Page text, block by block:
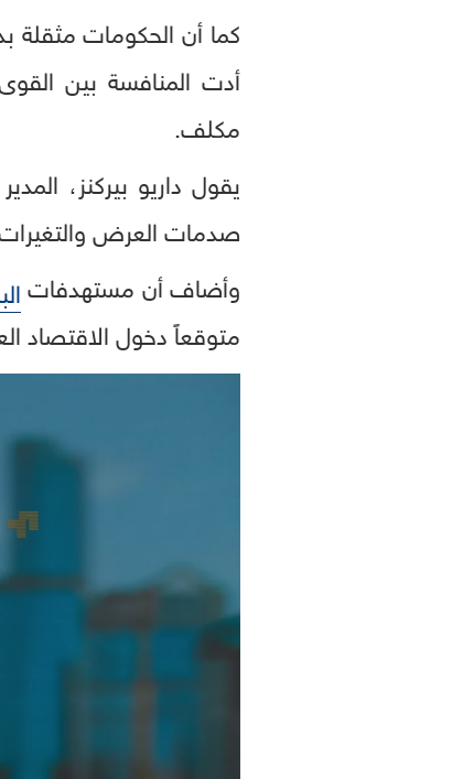
كما أن الحكومات
أدت المنافسة بين
مكلف.
صدمات العرض والتغيرات
وأضاف أن مستهدفات
متوقعاً دخول الاقتصاد